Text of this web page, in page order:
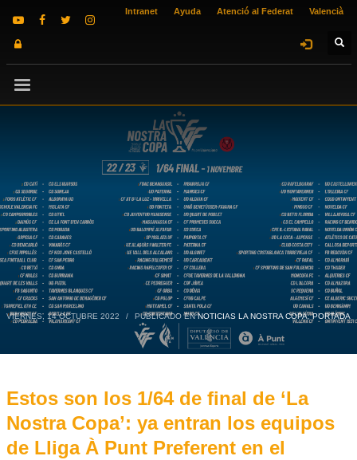
Intranet Ayuda Atenció al Federat Valencià
VIERNES, 14 OCTUBRE 2022 / PUBLICADO ENNOTICIAS LA NOSTRA COPA,PORTADA
Estos son los 1/64 de final de ‘La
Nostra Copa’: ya entran los equipos
de Lliga À Punt Preferent en el